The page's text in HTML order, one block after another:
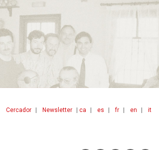
ca es fr en it
Cercador Newsletter